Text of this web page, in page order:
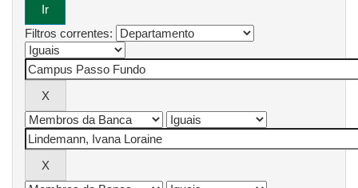
Filtros correntes: